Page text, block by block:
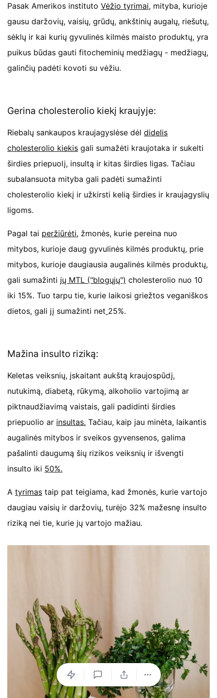
Pasak Amerikos institutoVėžio tyrimai, mityba, kurioje
gausu daržovių, vaisių, grūdų, ankštinių augalų, riešutų,
sėklų ir kai kurių gyvulinės kilmės maisto produktų, yra
puikus būdas gauti fitocheminių medžiagų - medžiagų,
galinčių padėti kovoti su vėžiu.
Gerina cholesterolio kiekį kraujyje:
Riebalų sankaupos kraujagyslėse dėldidelis
cholesterolio kiekis gali sumažėti kraujotaka ir sukelti
širdies priepuolį, insultą ir kitas širdies ligas. Tačiau
subalansuota mityba gali padėti sumažinti
cholesterolio kiekį ir užkirsti kelią širdies ir kraujagyslių
ligoms.
Pagal tai peržiūrėti, žmonės, kurie pereina nuo
mitybos, kurioje daug gyvulinės kilmės produktų, prie
mitybos, kurioje daugiausia augalinės kilmės produktų,
gali sumažinti jų MTL ("blogųjų") cholesterolio nuo 10
iki 15%. Tuo tarpu tie, kurie laikosi griežtos veganiškos
dietos, gali jį sumažinti net 25%.
Mažina insulto riziką:
Keletas veiksnių, įskaitant aukštą kraujospūdį,
nutukimą, diabetą, rūkymą, alkoholio vartojimą ar
piktnaudžiavimą vaistais, gali padidinti širdies
priepuolio ar insultas. Tačiau, kaip jau minėta, laikantis
augalinės mitybos ir sveikos gyvensenos, galima
pašalinti daugumą šių rizikos veiksnių ir išvengti
insulto iki 50%.
Atyrimas taip pat teigiama, kad žmonės, kurie vartojo
daugiau vaisių ir daržovių, turėjo 32% mažesnę insulto
riziką nei tie, kurie jų vartojo mažiau.